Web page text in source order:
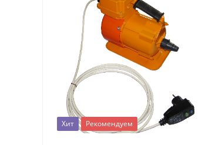
Хит Рекомендуем